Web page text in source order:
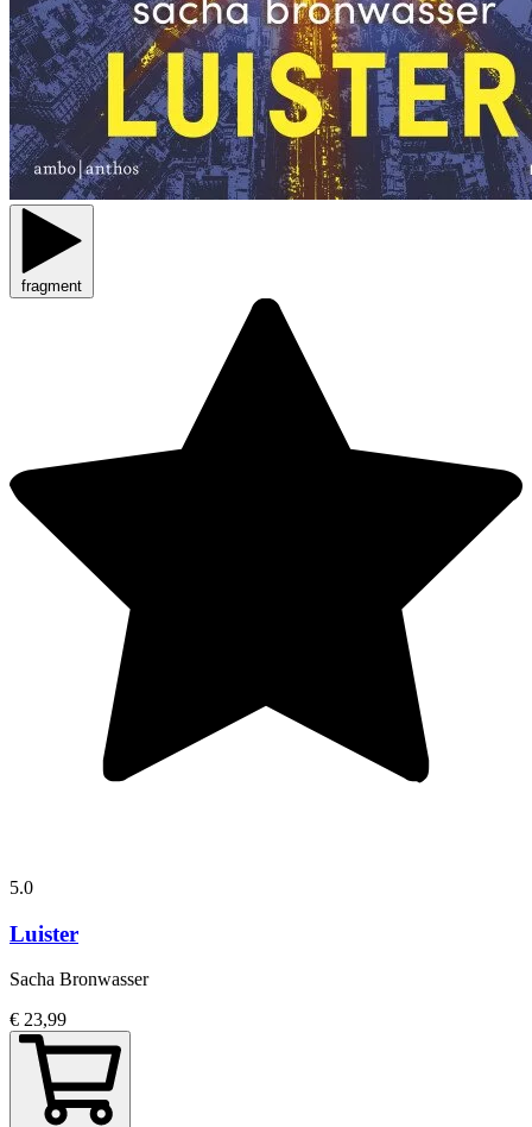
fragment
5.0
Luister
Sacha Bronwasser
€ 23,99